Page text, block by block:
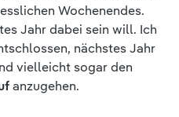
Wochenendes.
Jahr dabei sein will. Ich
nächstes Jahr
vielleicht sogar den
anzugehen.